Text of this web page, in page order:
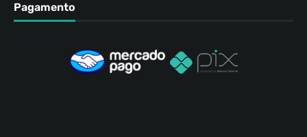
Pagamento